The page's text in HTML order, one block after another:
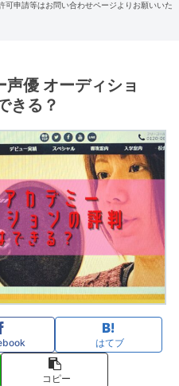
可申請等はお問い合わせページよりお願いいた
声優 オーディショ
きる？
はてブ
コピー